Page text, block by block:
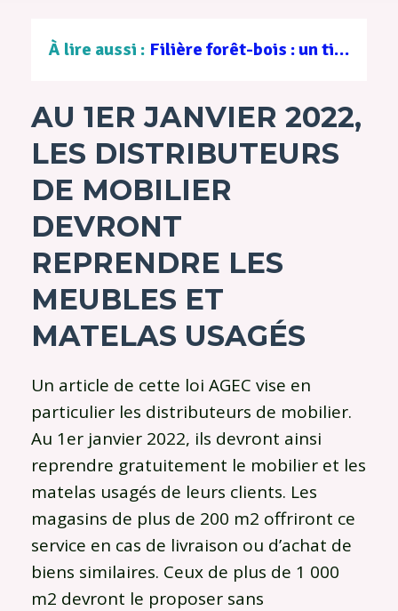
À lire aussi : Filière forêt-bois : un tissu d’entreprises au service d’une gestion durable
AU 1ER JANVIER 2022,
LES DISTRIBUTEURS
DE MOBILIER
DEVRONT
REPRENDRE LES
MEUBLES ET
MATELAS USAGÉS
Un article de cette loi AGEC vise en
particulier les distributeurs de mobilier.
Au 1er janvier 2022, ils devront ainsi
reprendre gratuitement le mobilier et les
matelas usagés de leurs clients. Les
magasins de plus de 200 m2 offriront ce
service en cas de livraison ou d’achat de
biens similaires. Ceux de plus de 1 000
m2 devront le proposer sans